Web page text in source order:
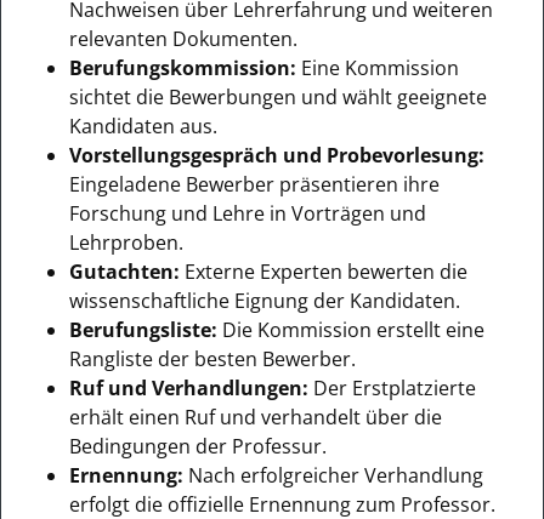
Nachweisen über Lehrerfahrung und weiteren
relevanten Dokumenten.
Berufungskommission: Eine Kommission
sichtet die Bewerbungen und wählt geeignete
Kandidaten aus.
Vorstellungsgespräch und Probevorlesung:
Eingeladene Bewerber präsentieren ihre
Forschung und Lehre in Vorträgen und
Lehrproben.
Gutachten: Externe Experten bewerten die
wissenschaftliche Eignung der Kandidaten.
Berufungsliste: Die Kommission erstellt eine
Rangliste der besten Bewerber.
Ruf und Verhandlungen: Der Erstplatzierte
erhält einen Ruf und verhandelt über die
Bedingungen der Professur.
Ernennung: Nach erfolgreicher Verhandlung
erfolgt die offizielle Ernennung zum Professor.